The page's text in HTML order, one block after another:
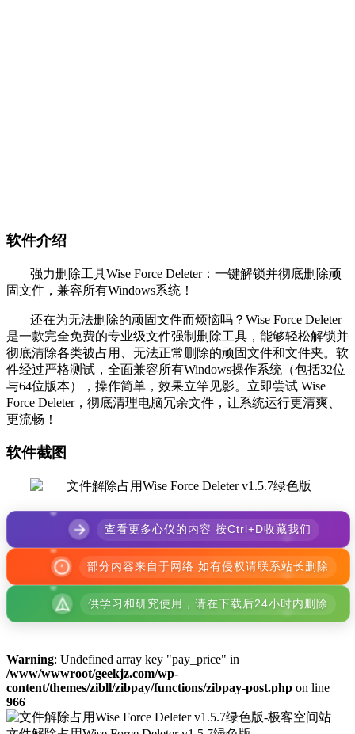
软件介绍
强力删除工具Wise Force Deleter：一键解锁并彻底删除顽
固文件，兼容所有Windows系统！
还在为无法删除的顽固文件而烦恼吗？Wise Force Deleter
是一款完全免费的专业级文件强制删除工具，能够轻松解锁并
彻底清除各类被占用、无法正常删除的顽固文件和文件夹。软
件经过严格测试，全面兼容所有Windows操作系统（包括32位
与64位版本），操作简单，效果立竿见影。立即尝试 Wise
Force Deleter，彻底清理电脑冗余文件，让系统运行更清爽、
更流畅！
软件截图
查看更多心仪的内容 按Ctrl+D收藏我们
部分内容来自于网络 如有侵权请联系站长删除
供学习和研究使用，请在下载后24小时内删除
Warning: Undefined array key "pay_price" in
/www/wwwroot/geekjz.com/wp-
content/themes/zibll/zibpay/functions/zibpay-post.php on line
966